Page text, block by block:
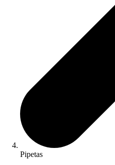
Pipetas